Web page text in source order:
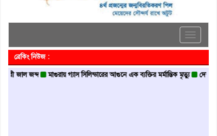
Toggle
ব্রেকিং নিউজ :
জব্দ মাগুরায় গ্যাস সিলিন্ডারের আগুনে এক ব্যক্তির মর্মান্তিক মৃত্যু দেশজুড়ে